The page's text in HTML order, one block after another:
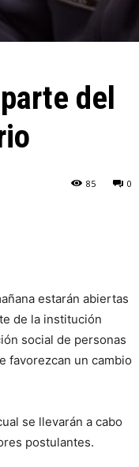
del
0
85
estarán abiertas
de la institución
social de personas
favorezcan un cambio
se llevarán a cabo
postulantes.